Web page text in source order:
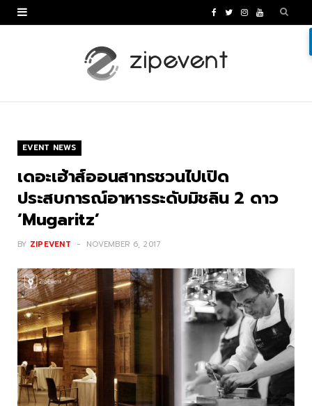
c
T I Y
EVENT NEWS
เดอะเฮ้าส์ออนสาทรชวนไปเปิด
ประสบการณ์อาหารระดับมิชลิน 2 ดาว
‘Mugaritz’
BY ZIPEVENT NOVEMBER 6, 2017